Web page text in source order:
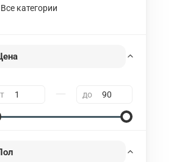
Все категории
до